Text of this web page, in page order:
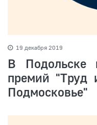
19 декабря 2019
В Подольске
премий "Труд
Подмосковье"